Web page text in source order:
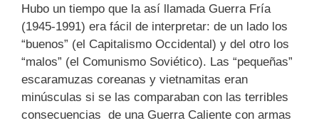
Hubo un tiempo que la así llamada Guerra Fría
(1945-1991) era fácil de interpretar: de un lado los
“buenos” (el Capitalismo Occidental) y del otro los
“malos” (el Comunismo Soviético). Las “pequeñas”
escaramuzas coreanas y vietnamitas eran
minúsculas si se las comparaban con las terribles
consecuencias de una Guerra Caliente con armas